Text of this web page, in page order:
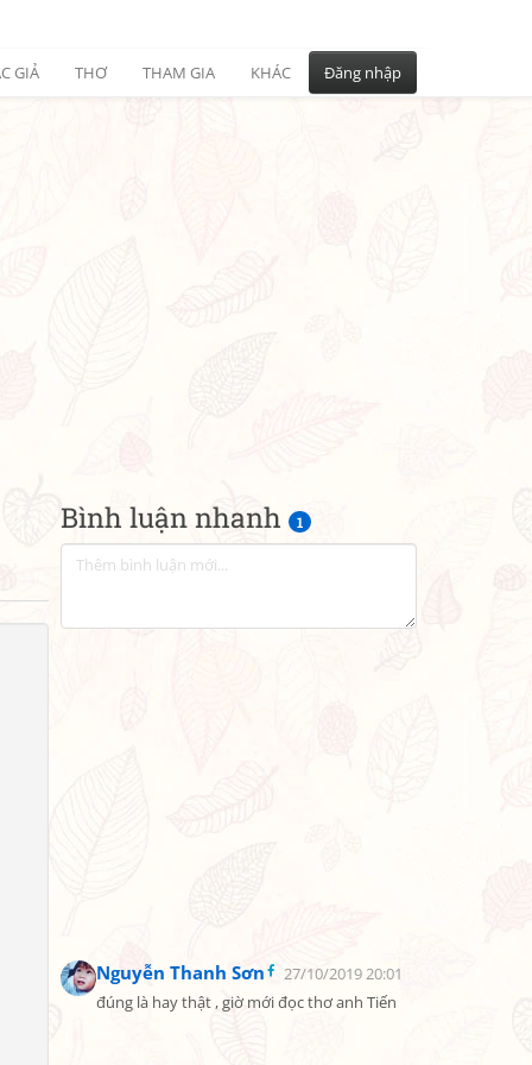
GIẢ THƠ THAM GIA KHÁC Đăng nhập
Bình luận nhanh 1
Nguyễn Thanh Sơn
27/10/2019 20:01
đúng là hay thật , giờ mới đọc thơ anh Tiến